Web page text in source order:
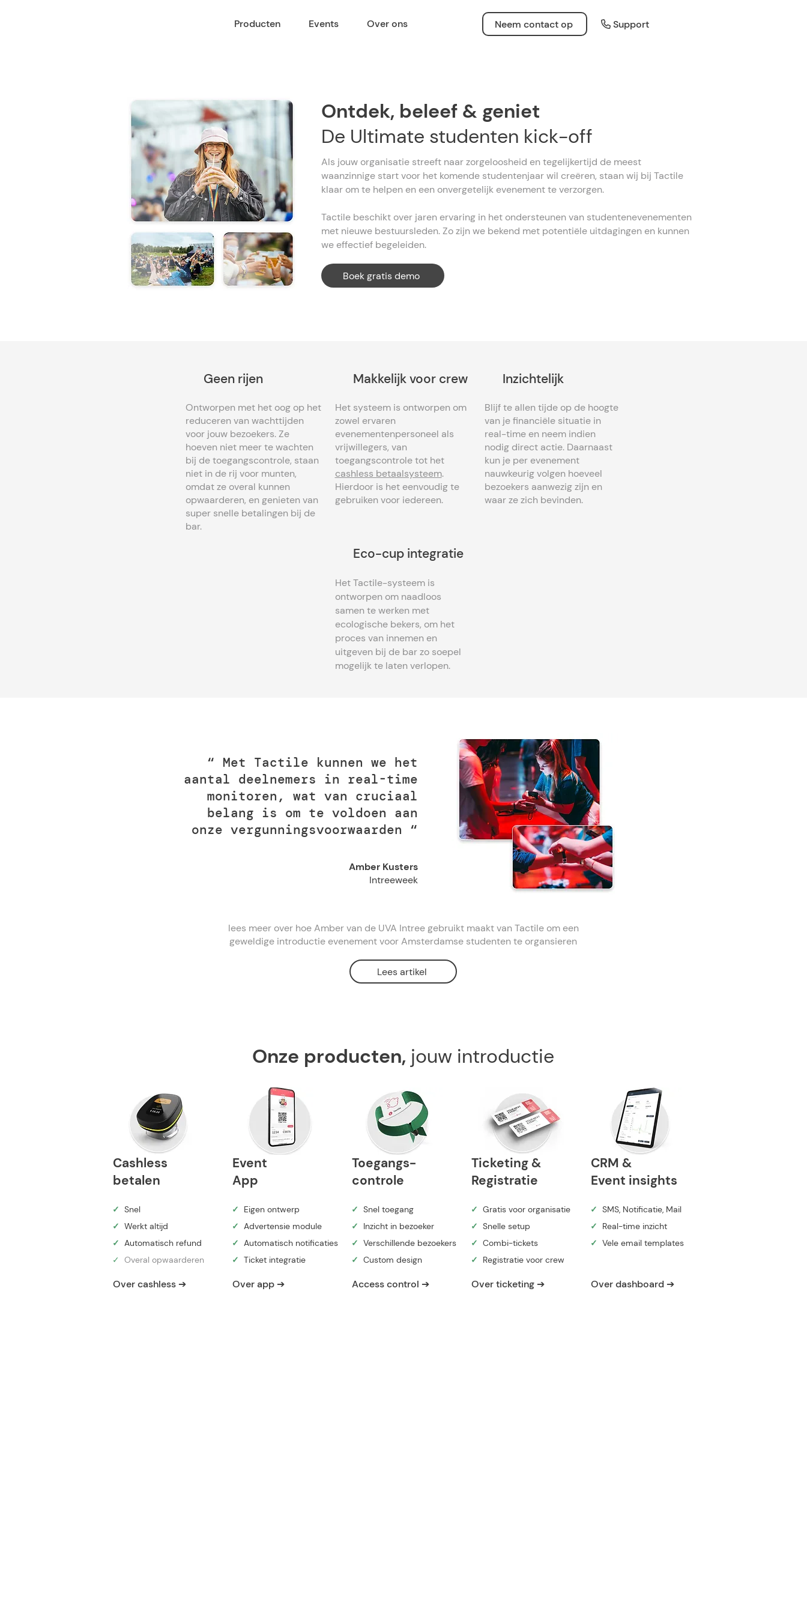
Producten Events Over ons Neem contact op Support
Ontdek, beleef & geniet
De Ultimate studenten kick-off
Als jouw organisatie streeft naar zorgeloosheid en tegelijkertijd de meest
waanzinnige start voor het komende studentenjaar wil creëren, staan wij bij Tactile
klaar om te helpen en een onvergetelijk evenement te verzorgen.
Tactile beschikt over jaren ervaring in het ondersteunen van studentenevenementen
met nieuwe bestuursleden. Zo zijn we bekend met potentiële uitdagingen en kunnen
we effectief begeleiden.
Boek gratis demo
Geen rijen
Ontworpen met het oog op het
reduceren van wachttijden
voor jouw bezoekers. Ze
hoeven niet meer te wachten
bij de toegangscontrole, staan
niet in de rij voor munten,
omdat ze overal kunnen
opwaarderen, en genieten van
super snelle betalingen bij de
bar.
Makkelijk voor crew
Het systeem is ontworpen om
zowel ervaren
evenementenpersoneel als
vrijwillegers, van
toegangscontrole tot het
cashless betaalsysteem.
Hierdoor is het eenvoudig te
gebruiken voor iedereen.
Inzichtelijk
Blijf te allen tijde op de hoogte
van je financiële situatie in
real-time en neem indien
nodig direct actie. Daarnaast
kun je per evenement
nauwkeurig volgen hoeveel
bezoekers aanwezig zijn en
waar ze zich bevinden.
Eco-cup integratie
Het Tactile-systeem is
ontworpen om naadloos
samen te werken met
ecologische bekers, om het
proces van innemen en
uitgeven bij de bar zo soepel
mogelijk te laten verlopen.
“ Met Tactile kunnen we het
aantal deelnemers in real-time
monitoren, wat van cruciaal
belang is om te voldoen aan
onze vergunningsvoorwaarden “
Amber Kusters
Intreeweek
lees meer over hoe Amber van de UVA Intree gebruikt maakt van Tactile om een
geweldige introductie evenement voor Amsterdamse studenten te organsieren
Lees artikel
Onze producten, jouw introductie
Cashless
betalen
✓ Snel
✓ Werkt altijd
✓ Automatisch refund
✓ Overal opwaarderen
Over cashless ➔
Event
App
✓
Eigen ontwerp
✓ Advertensie module
✓ Automatisch notificaties
✓ Ticket integratie
Over app ➔
Toegangs-
controle
✓ Snel toegang
✓ Inzicht in bezoeker
✓ Verschillende bezoekers
✓ Custom design
Access control ➔
Ticketing &
Registratie
✓ Gratis voor organisatie
✓ Snelle setup
✓ Combi-tickets
✓
Registratie voor crew
Over ticketing ➔
CRM &
Event insights
✓ SMS, Notificatie, Mail
✓
Real-time inzicht
✓ Vele email templates
Over dashboard ➔